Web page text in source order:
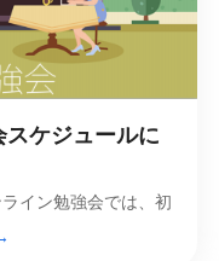
ケジュールに
イン勉強会では、初